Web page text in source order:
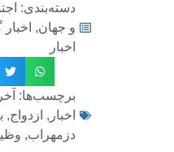
دسته‌بندی:
و جهان,
اخبار
برچسب‌ها:
اخبار , ازدواج,
دزمهراب,